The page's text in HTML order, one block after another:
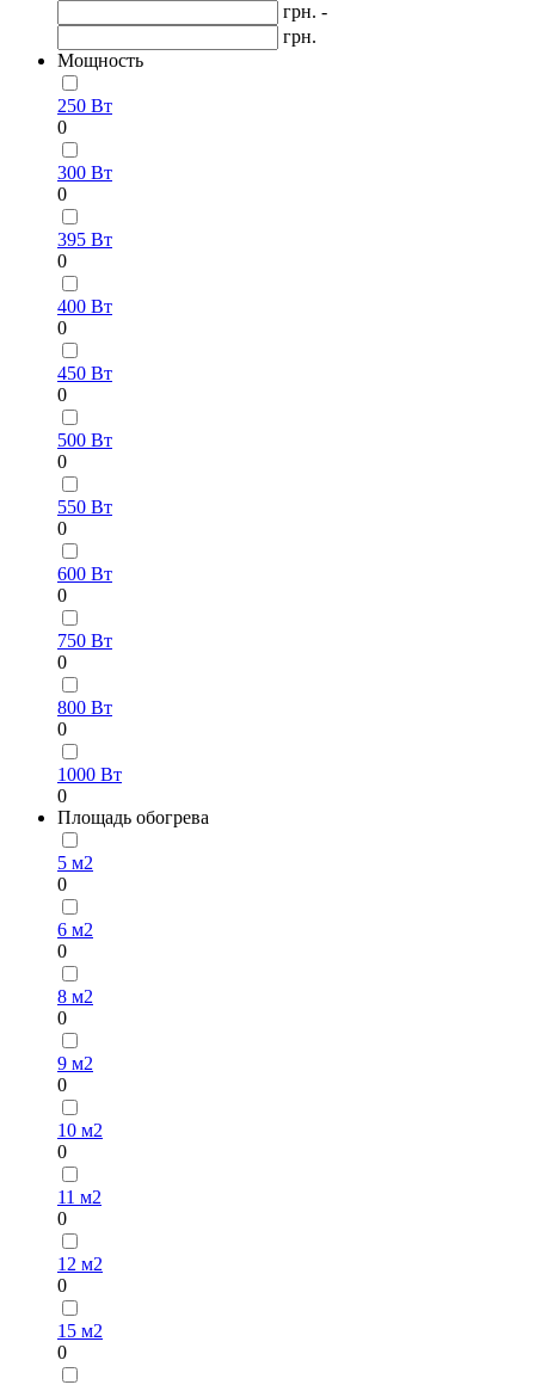
грн. -
грн.
Мощность
250 Вт
0
300 Вт
0
395 Вт
0
400 Вт
0
450 Вт
0
500 Вт
0
550 Вт
0
600 Вт
0
750 Вт
0
800 Вт
0
1000 Вт
0
Площадь обогрева
5 м2
0
6 м2
0
8 м2
0
9 м2
0
10 м2
0
11 м2
0
12 м2
0
15 м2
0